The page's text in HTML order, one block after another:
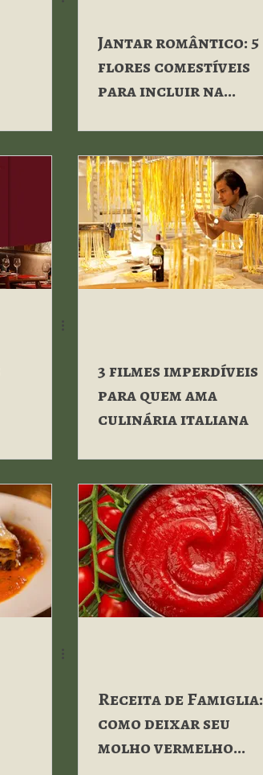
Jantar romântico: 5
flores comestíveis
para incluir na
3 filmes imperdíveis
para quem ama
culinária italiana
Receita de Famiglia:
como deixar seu
molho vermelho